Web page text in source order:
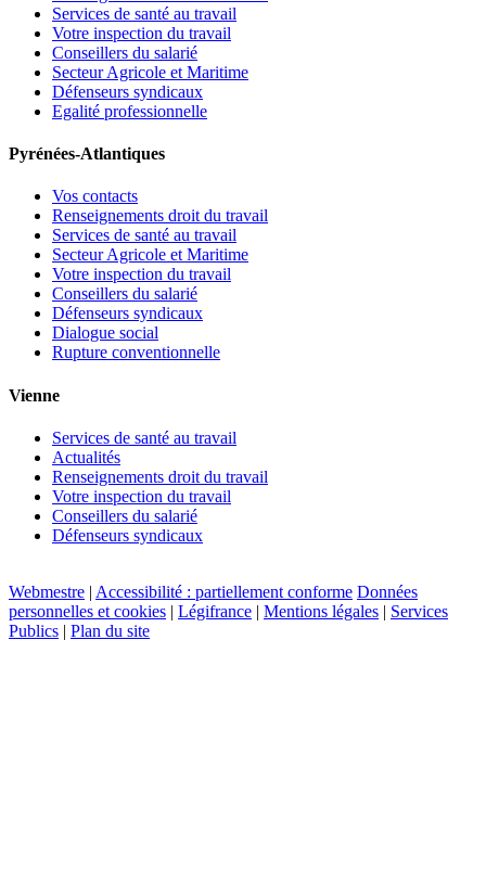
Services de santé au travail
Votre inspection du travail
Conseillers du salarié
Secteur Agricole et Maritime
Défenseurs syndicaux
Egalité professionnelle
Pyrénées-Atlantiques
Vos contacts
Renseignements droit du travail
Services de santé au travail
Secteur Agricole et Maritime
Votre inspection du travail
Conseillers du salarié
Défenseurs syndicaux
Dialogue social
Rupture conventionnelle
Vienne
Services de santé au travail
Actualités
Renseignements droit du travail
Votre inspection du travail
Conseillers du salarié
Défenseurs syndicaux
Webmestre | Accessibilité : partiellement conforme Données
personnelles et cookies | Légifrance | Mentions légales | Services
Publics | Plan du site